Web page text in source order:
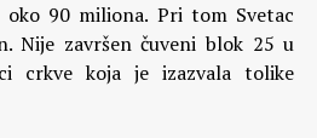
90 miliona. Pri tom Svetac
Nije završen čuveni blok 25 u
crkve koja je izazvala tolike